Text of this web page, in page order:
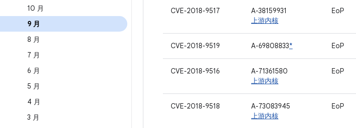
10 月
9 月
8 月
7 月
6 月
5 月
4 月
3 月
CVE-2018-9517
A-38159931
上游内核
EoP
CVE-2018-9519 A-69808833* EoP
CVE-2018-9516
A-71361580
上游内核
EoP
CVE-2018-9518
A-73083945
上游内核
EoP